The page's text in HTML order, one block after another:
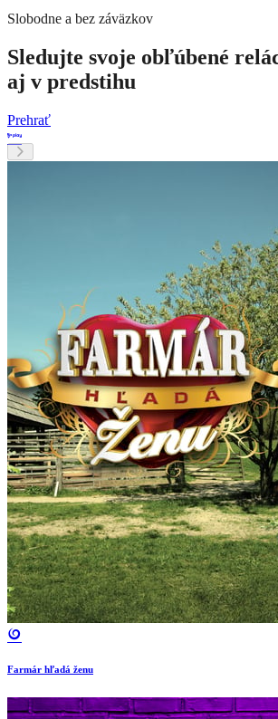
Slobodne a bez záväzkov
Sledujte svoje obľúbené
aj v predstihu
Prehrať
Farmár hľadá ženu